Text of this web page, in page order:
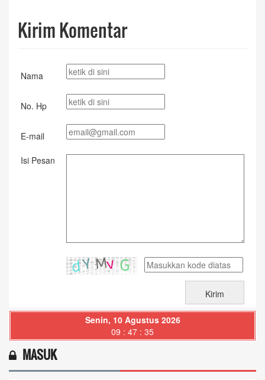
Kirim Komentar
Nama
No. Hp
E-mail
Isi Pesan
Senin, 10 Agustus 2026
09 : 47 : 36
MASUK